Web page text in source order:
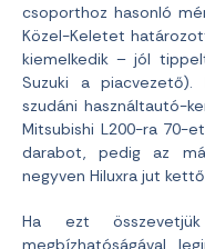
csoporthoz hasonló
Közel-Keletet
kiemelkedik – jól
Suzuki a piacvezető).
szudáni használtautó-
Mitsubishi L200-ra 70-
darabot, pedig az
negyven Hiluxra jut
Ha ezt
megbízhatóságával,